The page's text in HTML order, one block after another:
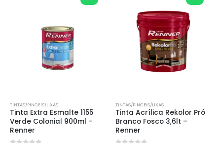
TINTAS/PINCEIS/LIXAS
Tinta Extra Esmalte 1155
Verde Colonial 900ml –
Renner
TINTAS/PINCEIS/LIXAS
Tinta Acrílica Rekolor Pró
Branco Fosco 3,6lt –
Renner